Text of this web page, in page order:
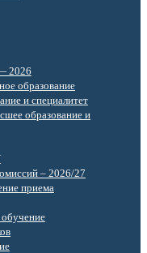
2026
образование
и специалитет
образование и
– 2026/27
приема
обучение